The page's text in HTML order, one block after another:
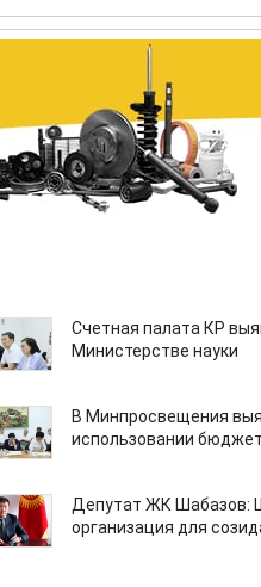
Счетная палата КР
Министерстве науки
В Минпросвещения
использовании
Депутат ЖК Шабазов:
организация для